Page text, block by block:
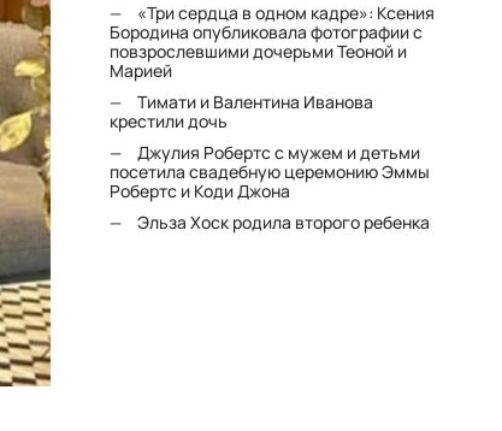
«Три сердца в одном кадре»: Ксения
Бородина опубликовала фотографии с
повзрослевшими дочерьми Теоной и
Марией
Тимати и Валентина Иванова
крестили дочь
Джулия Робертс с мужем и детьми
посетила свадебную церемонию Эммы
Робертс и Коди Джона
Эльза Хоск родила второго ребенка